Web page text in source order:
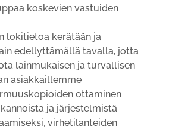
koskevien vastuiden
lokitietoa kerätään ja
edellyttämällä tavalla, jotta
lainmukaisen ja turvallisen
asiakkaillemme
ottaminen
ja järjestelmistä
virhetilanteiden